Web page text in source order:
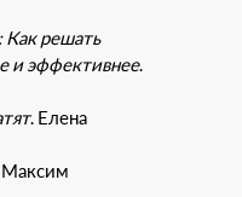
решать
и эффективнее.
. Елена
Максим